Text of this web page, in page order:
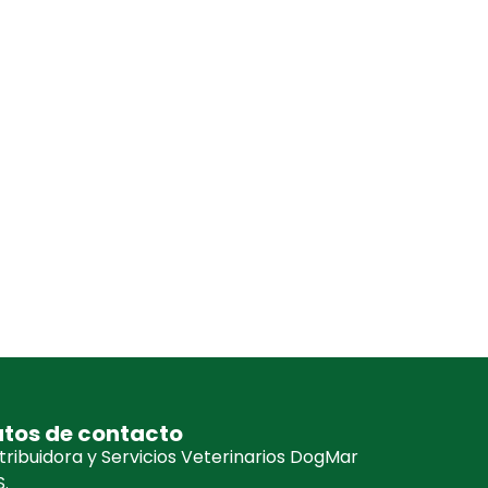
de contacto
y Servicios Veterinarios DogMar